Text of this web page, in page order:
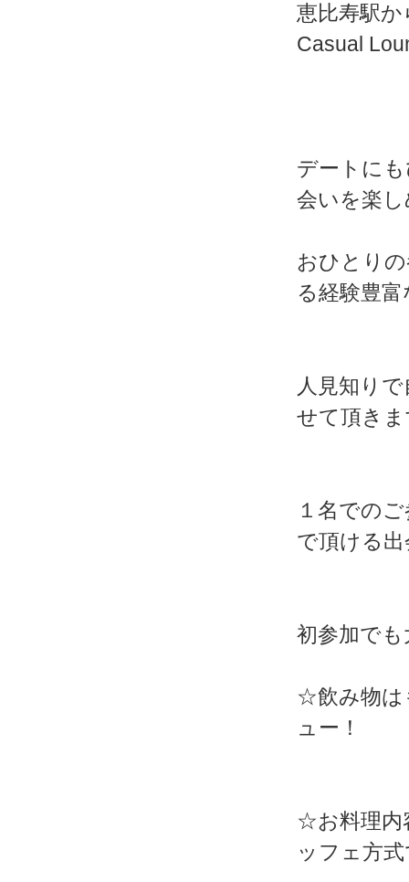
恵比寿駅
Casual
デートに
会いを楽
おひとり
る経験豊
人見知り
せて頂き
１名での
で頂ける
初参加でも
☆飲み物は
ュー！
☆お料理内
ッフェ方